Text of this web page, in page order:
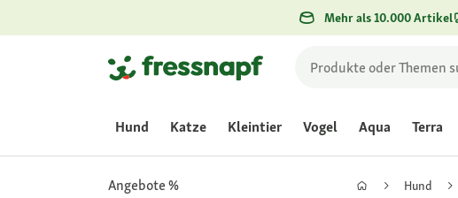
Mehr als 10.000 Artikel
Hund Katze Kleintier Vogel Aqua Terra
Angebote %
Hund